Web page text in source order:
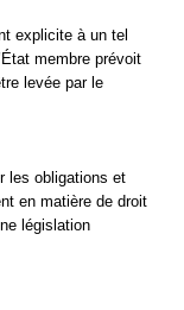
explicite à un tel
membre prévoit
levée par le
les obligations et
en matière de droit
législation